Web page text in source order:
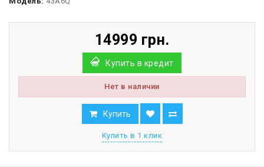
14999 грн.
Купить в кредит
Нет в наличии
Купить
Купить в 1 клик